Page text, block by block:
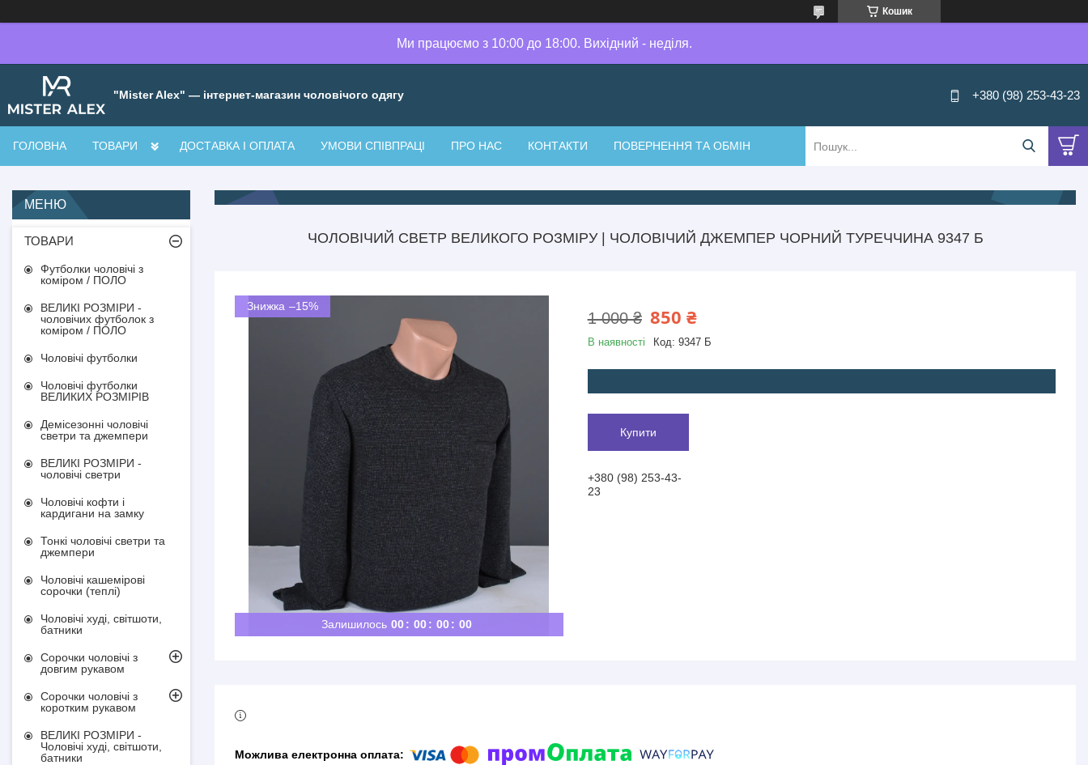
Кошик
Ми працюємо з 10:00 до 18:00. Вихідний - неділя.
"Mister Alex" — інтернет-магазин чоловічого одягу +380 (98) 253-43-23
ГОЛОВНА ТОВАРИ ДОСТАВКА І ОПЛАТА УМОВИ СПІВПРАЦІ ПРО НАС КОНТАКТИ ПОВЕРНЕННЯ ТА ОБМІН
ЧОЛОВІЧИЙ СВЕТР ВЕЛИКОГО РОЗМІРУ | ЧОЛОВІЧИЙ ДЖЕМПЕР ЧОРНИЙ ТУРЕЧЧИНА 9347 Б
Залишилось 00 00 00 00
–15%
1 000 ₴ 850 ₴
В наявності Код: 9347 Б
Купити
+380 (98) 253-43-
23
ТОВАРИ
Футболки чоловічі з
коміром / ПОЛО
ВЕЛИКІ РОЗМІРИ -
чоловічих футболок з
коміром / ПОЛО
Чоловічі футболки
Чоловічі футболки
ВЕЛИКИХ РОЗМІРІВ
Демісезонні чоловічі
светри та джемпери
ВЕЛИКІ РОЗМІРИ -
чоловічі светри
Чоловічі кофти і
кардигани на замку
Тонкі чоловічі светри та
джемпери
Чоловічі кашемірові
сорочки (теплі)
Чоловічі худі, світшоти,
батники
Сорочки чоловічі з
довгим рукавом
Сорочки чоловічі з
коротким рукавом
ВЕЛИКІ РОЗМІРИ -
Чоловічі худі, світшоти,
батники